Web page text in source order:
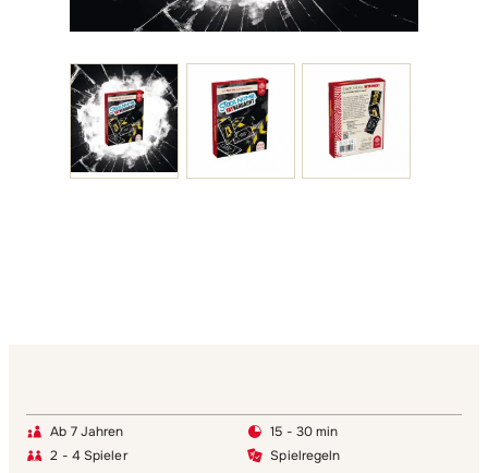
Ab 7 Jahren
15 - 30 min
2 - 4 Spieler
Spielregeln